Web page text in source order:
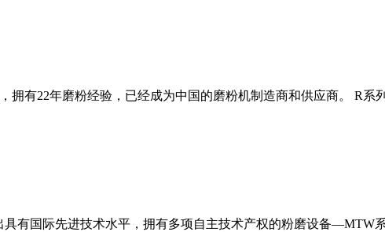
拥有22年磨粉经验，已经成为中国的磨粉机制造商和供应商。 R
有国际先进技术水平，拥有多项自主技术产权的粉磨设备—MTW